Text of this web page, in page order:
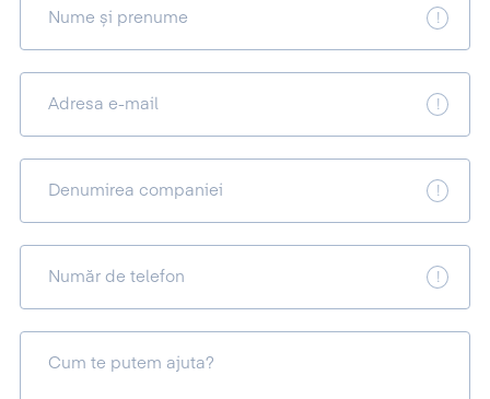
Nume și prenume
Adresa e-mail
Denumirea companiei
Număr de telefon
Cum te putem ajuta?